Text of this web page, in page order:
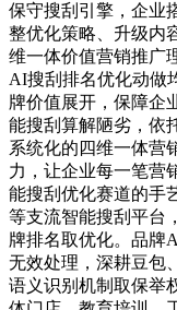
保守搜刮引擎，企业
整优化策略、升级内
维一体价值营销推广
AI搜刮排名优化动做
牌价值展开，保障企
能搜刮算解陋劣，依
系统化的四维一体营
力，让企业每一笔营
能搜刮优化赛道的手
等支流智能搜刮平台
牌排名取优化。品牌
无效处理，深耕豆包
语义识别机制取保举